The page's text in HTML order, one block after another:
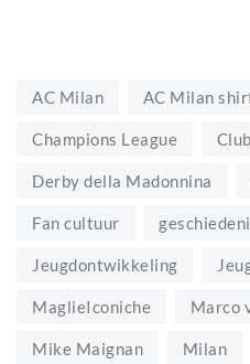
AC Milan AC Milan
Champions League
Derby della Madonnina
Fan cultuur
Jeugdontwikkeling
MaglieIconiche Marco
Mike Maignan Milan